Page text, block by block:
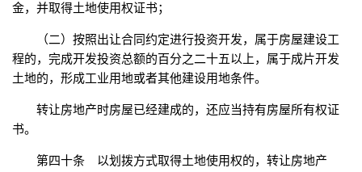
金，并取得土地使用权证书；
（二）按照出让合同约定进行投资开发，属于房屋建设工
程的，完成开发投资总额的百分之二十五以上，属于成片开发
土地的，形成工业用地或者其他建设用地条件。
转让房地产时房屋已经建成的，还应当持有房屋所有权证
书。
第四十条 以划拨方式取得土地使用权的，转让房地产